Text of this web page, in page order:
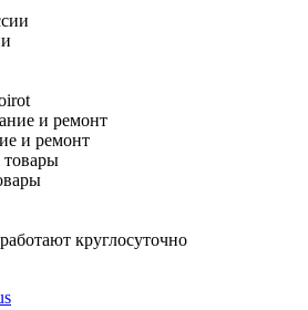
и ремонт
круглосуточно